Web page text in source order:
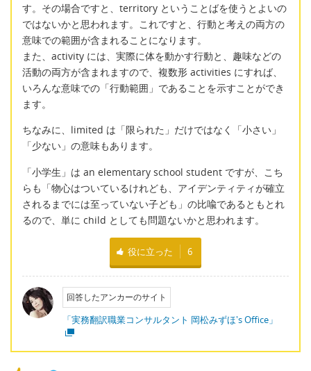
す。その場合ですと、territory ということばを使うとよいの
ではないかと思われます。これですと、行動と考えの両方の
意味での範囲が含まれることになります。
また、activity には、実際に体を動かす行動と、趣味などの
活動の両方が含まれますので、複数形 activities にすれば、
いろんな意味での「行動範囲」であることを示すことができ
ます。
ちなみに、limited は「限られた」だけではなく「小さい」
「少ない」の意味もあります。
「小学生」は an elementary school student ですが、こち
らも「物心はついているけれども、アイデンティティが確立
されるまでには至っていない子ども」の比喩であるともとれ
るので、単に child としても問題ないかと思われます。
役に立った 6
回答したアンカーのサイト
「実務翻訳職業コンサルタント 岡松みずほ's Office」